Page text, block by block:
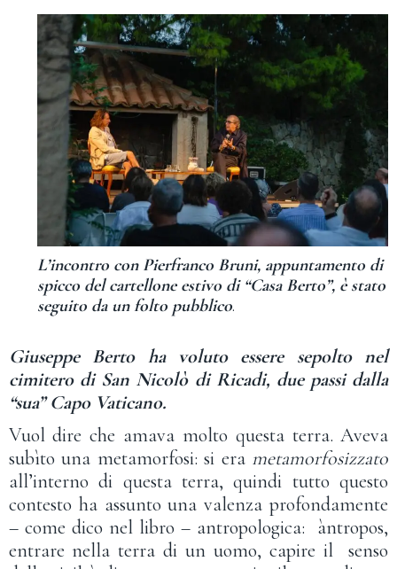
L’incontro con Pierfranco Bruni, appuntamento di
spicco del cartellone estivo di “Casa Berto”, è stato
seguito da un folto pubblico.
Giuseppe Berto ha voluto essere sepolto nel
cimitero di San Nicolò di Ricadi, due passi dalla
“sua” Capo Vaticano.
Vuol dire che amava molto questa terra. Aveva
subìto una metamorfosi: si era metamorfosizzato
all’interno di questa terra, quindi tutto questo
contesto ha assunto una valenza profondamente
– come dico nel libro – antropologica: àntropos,
entrare nella terra di un uomo, capire il senso